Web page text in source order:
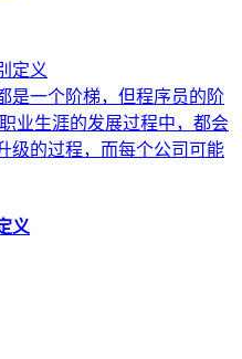
是一个阶梯，但程序员的阶
业生涯的发展过程中，都会
级的过程，而每个公司可能
义